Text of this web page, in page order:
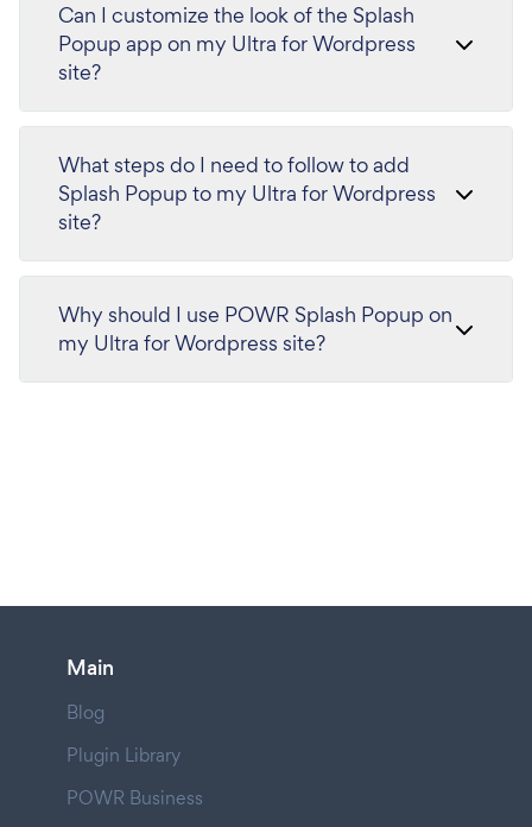
Can I customize the look of the Splash
Popup app on my Ultra for Wordpress
site?
What steps do I need to follow to add
Splash Popup to my Ultra for Wordpress
site?
Why should I use POWR Splash Popup on
my Ultra for Wordpress site?
Main
Blog
Plugin Library
POWR Business